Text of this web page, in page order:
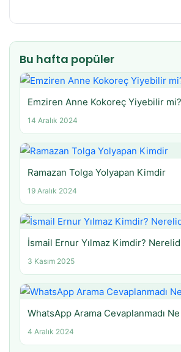
Bu hafta popüler
Emziren Anne Kokoreç Yiyebilir mi?
14 Aralık 2024
Ramazan Tolga Yolyapan Kimdir
19 Aralık 2024
İsmail Ernur Yılmaz Kimdir?
3 Kasım 2025
WhatsApp Arama Cevaplanmadı
4 Aralık 2024